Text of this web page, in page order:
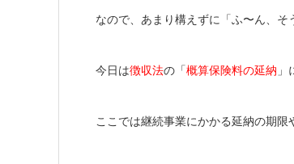
なので、あまり構えずに「ふ〜ん、そ
今日は徴収法の「概算保険料の延納 」
ここでは継続事業にかかる延納の期限